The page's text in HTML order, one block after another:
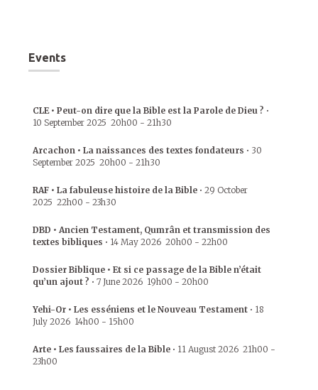
Events
CLE • Peut-on dire que la Bible est la Parole de Dieu ? •
10 September 2025 20h00 - 21h30
Arcachon • La naissances des textes fondateurs • 30
September 2025 20h00 - 21h30
RAF • La fabuleuse histoire de la Bible • 29 October
2025 22h00 - 23h30
DBD • Ancien Testament, Qumrân et transmission des
textes bibliques • 14 May 2026 20h00 - 22h00
Dossier Biblique • Et si ce passage de la Bible n’était
qu’un ajout ? • 7 June 2026 19h00 - 20h00
Yehi-Or • Les esséniens et le Nouveau Testament • 18
July 2026 14h00 - 15h00
Arte • Les faussaires de la Bible • 11 August 2026 21h00 -
23h00